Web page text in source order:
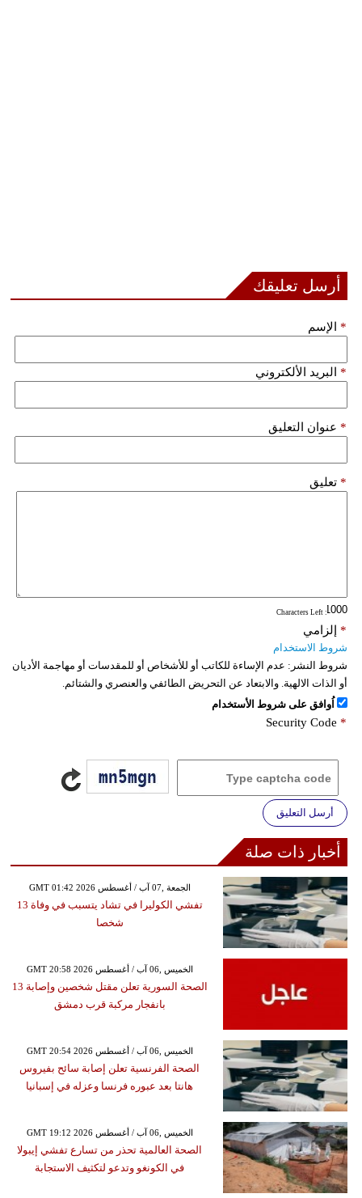
أرسل تعليقك
الإسم *
البريد الألكتروني *
عنوان التعليق *
تعليق *
: Characters Left
إلزامي *
شروط الاستخدام
شروط النشر: عدم الإساءة للكاتب أو للأشخاص أو للمقدسات أو مهاجمة الأديان
أو الذات الالهية. والابتعاد عن التحريض الطائفي والعنصري والشتائم.
اُوافق على شروط الأستخدام
Security Code *
أرسل التعليق
أخبار ذات صلة
GMT 01:42 2026 الجمعة ,07 آب / أغسطس
تفشي الكوليرا في تشاد يتسبب في وفاة 13
شخصا
GMT 20:58 2026 الخميس ,06 آب / أغسطس
الصحة السورية تعلن مقتل شخصين وإصابة 13
بانفجار مركبة قرب دمشق
GMT 20:54 2026 الخميس ,06 آب / أغسطس
الصحة الفرنسية تعلن إصابة سائح بفيروس
هانتا بعد عبوره فرنسا وعزله في إسبانيا
GMT 19:12 2026 الخميس ,06 آب / أغسطس
الصحة العالمية تحذر من تسارع تفشي إيبولا
في الكونغو وتدعو لتكثيف الاستجابة